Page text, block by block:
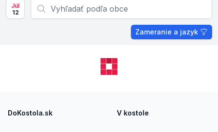
Júl
12
Zameranie a jazyk
DoKostola.sk V kostole